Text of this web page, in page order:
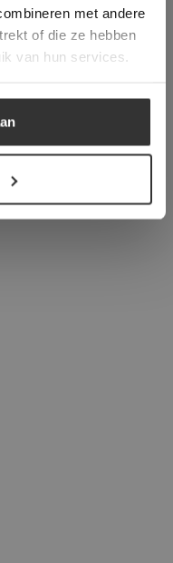
met andere
of die ze hebben
van hun services.